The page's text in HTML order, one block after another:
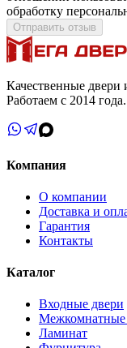
обработку
Отправить отзыв
Качественные двери
Работаем с 2014 года.
Компания
О компании
Доставка и
Гарантия
Контакты
Каталог
Входные двери
Межкомнатные
Ламинат